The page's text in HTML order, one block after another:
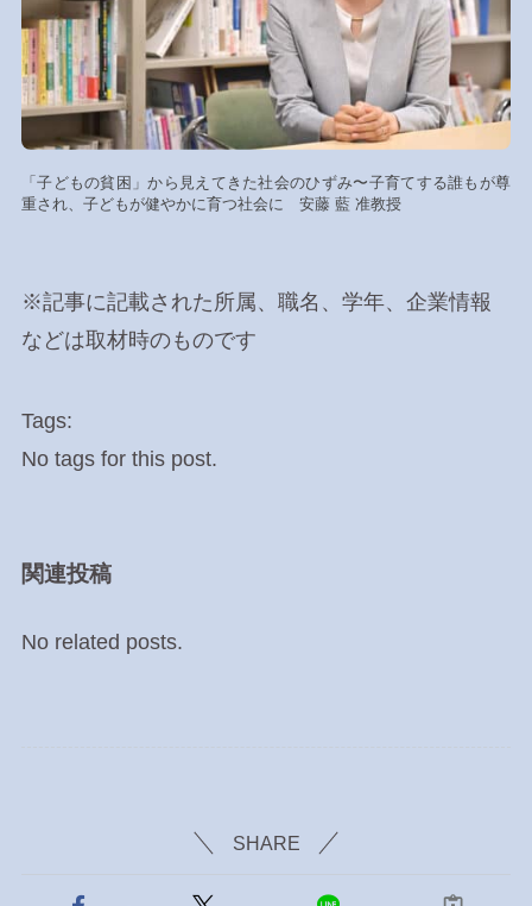
「子どもの貧困」から見えてきた社会のひずみ〜子育てする誰もが尊
重され、子どもが健やかに育つ社会に 安藤 藍 准教授
※記事に記載された所属、職名、学年、企業情報
などは取材時のものです
Tags:
No tags for this post.
関連投稿
No related posts.
SHARE